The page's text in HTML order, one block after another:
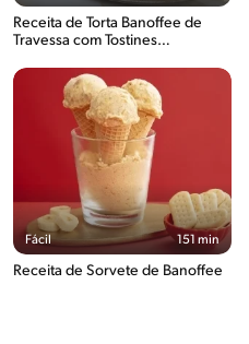
Receita de Torta Banoffee de
Travessa com Tostines
Fácil 151 min
Receita de Sorvete de Banoffee